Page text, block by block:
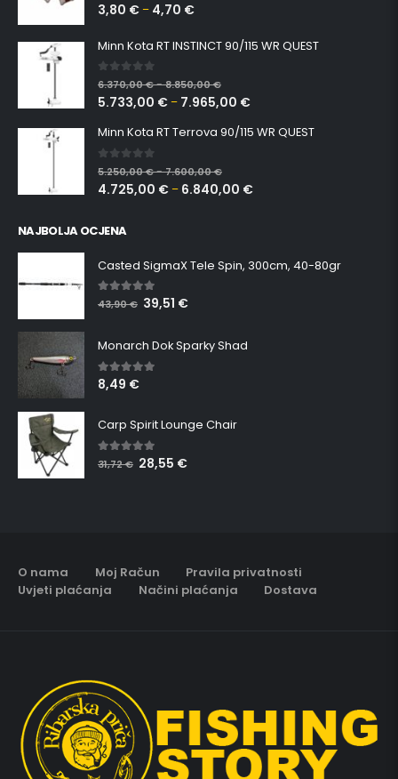
0 out of 5
3,80 € – 4,70 €
Minn Kota RT INSTINCT 90/115 WR QUEST
0 out of 5
6.370,00€–8.850,00€
5.733,00 € – 7.965,00 €
Minn Kota RT Terrova 90/115 WR QUEST
0 out of 5
5.250,00€–7.600,00€
4.725,00 € – 6.840,00 €
NAJBOLJA OCJENA
Casted SigmaX Tele Spin, 300cm, 40-80gr
5.00out of 5
43,90€ 39,51 €
Monarch Dok Sparky Shad
5.00 out of 5
8,49 €
Carp Spirit Lounge Chair
5.00 out of 5
31,72€ 28,55 €
O nama Moj Račun
Pravila privatnosti
Uvjeti plaćanja
Načini plaćanja Dostava